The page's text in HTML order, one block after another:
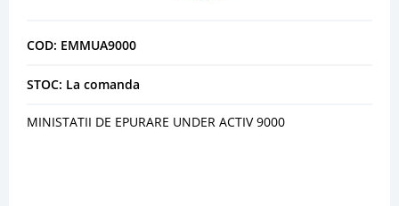
COD: EMMUA9000
STOC: La comanda
MINISTATII DE EPURARE UNDER ACTIV 9000